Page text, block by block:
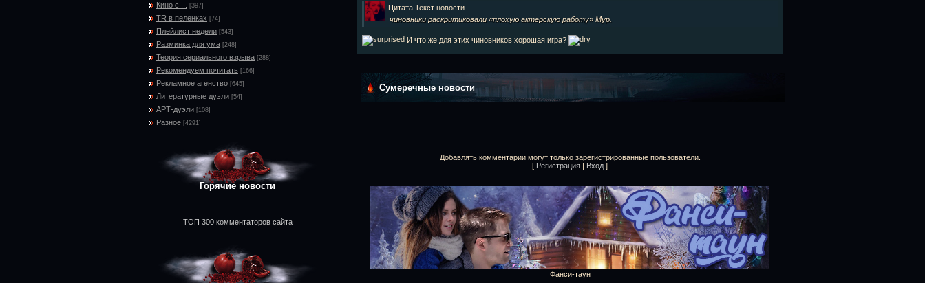
Кино с ... [397]
TR в пеленках [74]
Плейлист недели [543]
Разминка для ума [248]
Теория сериального взрыва [288]
Рекомендуем почитать [166]
Рекламное агенство [645]
Литературные дуэли [54]
АРТ-дуэли [108]
Разное [4291]
Горячие новости
ТОП 300 комментаторов сайта
Цитата Текст новости
чиновники раскритиковали «плохую актерскую работу» Мур.
И что же для этих чиновников хорошая игра?
Сумеречные новости
Добавлять комментарии могут только зарегистрированные пользователи.
[ Регистрация | Вход ]
Фанси-таун